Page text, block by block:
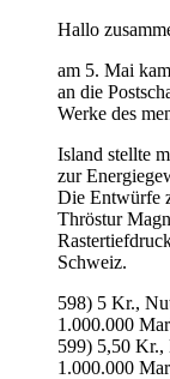
Hallo
am 5. Mai
an die
Werke des
Island stellte
zur
Die Entwürfe
Thröstur
Schweiz.
598) 5 Kr.,
1.000.000
599) 5,50 Kr.,
1.000.000